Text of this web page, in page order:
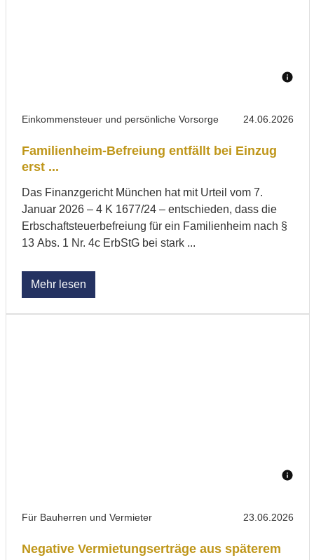
Einkommensteuer und persönliche Vorsorge 24.06.2026
Familienheim-Befreiung entfällt bei Einzug
erst ...
Das Finanzgericht München hat mit Urteil vom 7.
Januar 2026 – 4 K 1677/24 – entschieden, dass die
Erbschaftsteuerbefreiung für ein Familienheim nach §
13 Abs. 1 Nr. 4c ErbStG bei stark ...
Mehr lesen
Für Bauherren und Vermieter 23.06.2026
Negative Vermietungserträge aus späterem